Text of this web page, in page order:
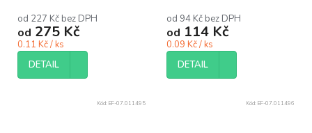
od 227 Kč bez DPH
od 275 Kč
0.11 Kč / ks
DETAIL
od 94 Kč bez DPH
od 114 Kč
0.09 Kč / ks
DETAIL
Kód: EF-07.011495 Kód: EF-07.011496